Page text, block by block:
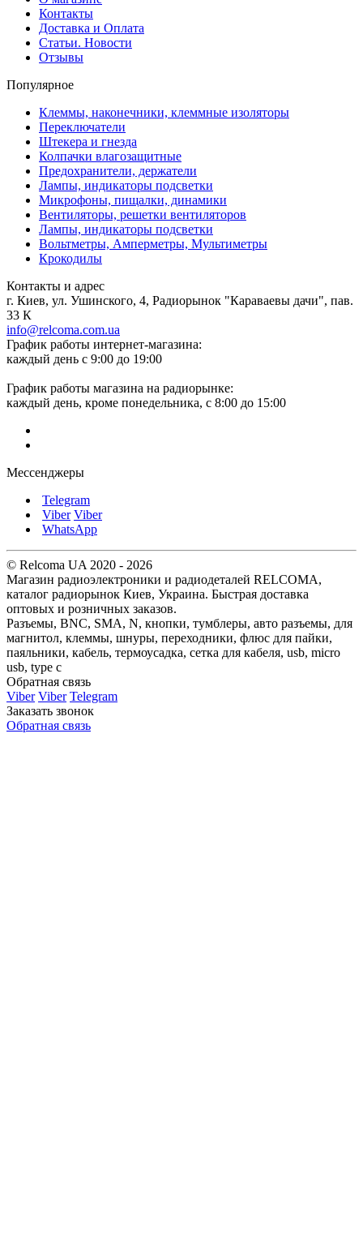
Контакты
Доставка и Оплата
Статьи. Новости
Отзывы
Популярное
Клеммы, наконечники, клеммные изоляторы
Переключатели
Штекера и гнезда
Колпачки влагозащитные
Предохранители, держатели
Лампы, индикаторы подсветки
Микрофоны, пищалки, динамики
Вентиляторы, решетки вентиляторов
Лампы, индикаторы подсветки
Вольтметры, Амперметры, Мультиметры
Крокодилы
Контакты и адрес
г. Киев, ул. Ушинского, 4, Радиорынок "Караваевы дачи", пав.
33 К
info@relcoma.com.ua
График работы интернет-магазина:
каждый день с 9:00 до 19:00
График работы магазина на радиорынке:
каждый день, кроме понедельника, с 8:00 до 15:00
Мессенджеры
Telegram
Viber Viber
WhatsApp
© Relcoma UA 2020 - 2026
Магазин радиоэлектроники и радиодеталей RELCOMA,
каталог радиорынок Киев, Украина. Быстрая доставка
оптовых и розничных заказов.
Разъемы, BNC, SMA, N, кнопки, тумблеры, авто разъемы, для
магнитол, клеммы, шнуры, переходники, флюс для пайки,
паяльники, кабель, термоусадка, сетка для кабеля, usb, micro
usb, type c
Обратная связь
Viber Viber Telegram
Заказать звонок
Обратная связь